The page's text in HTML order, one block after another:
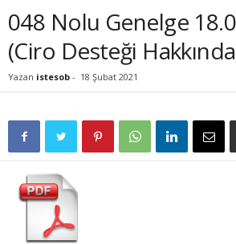
048 Nolu Genelge
(Ciro Desteği
Yazan istesob - 18 Şubat 2021